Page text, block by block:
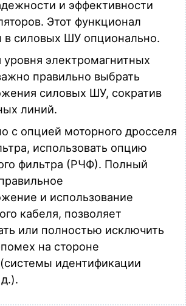
и эффективности
Этот функционал
в силовых ШУ опционально.
электромагнитных
правильно выбрать
силовых ШУ, сократив
линий.
с опцией моторного дросселя
использовать опцию
фильтра (РЧФ). Полный
и использование
кабеля, позволяет
или полностью исключить
на стороне
идентификации